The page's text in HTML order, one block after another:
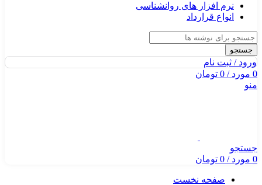
نرم افزار های روانشناسی
انواع قرارداد
جستجو
ورود / ثبت نام
0 مورد/
0 تومان
منو
جستجو
0 مورد/
0 تومان
صفحه نخست